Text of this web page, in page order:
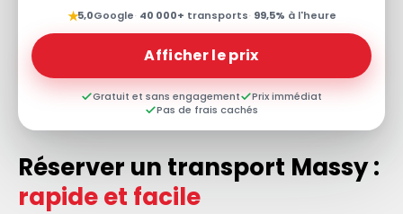
★5,0Google· 40 000+ transports· 99,5% à l'heure
Afficher le prix
Gratuit et sans engagement
Prix immédiat
Pas de frais cachés
Réserver un transport Massy :
rapide et facile